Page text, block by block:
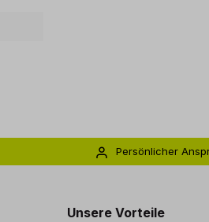
Persönlicher
Unsere Vorteile